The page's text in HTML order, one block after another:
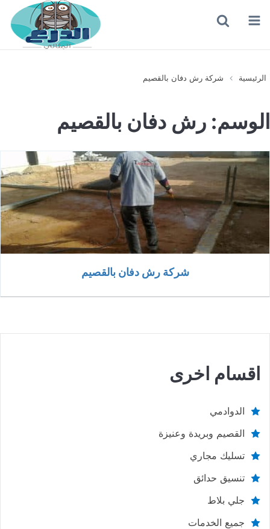
القائمة
الرئيسية شركة رش دفان بالقصيم
الوسم: رش دفان بالقصيم
شركة رش دفان بالقصيم
اقسام اخرى
الدوادمي
القصيم وبريدة وعنيزة
تسليك مجاري
تنسيق حدائق
جلي بلاط
جميع الخدمات